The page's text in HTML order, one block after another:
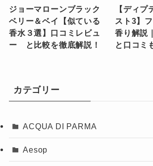
ジョーマローンブラック
ベリー＆ベイ【似ている
香水３選】口コミレビュ
ー と比較を徹底解説！
【ディ
スト3】
香り解説
と口コミ
カテゴリー
ACQUA DI PARMA
Aesop